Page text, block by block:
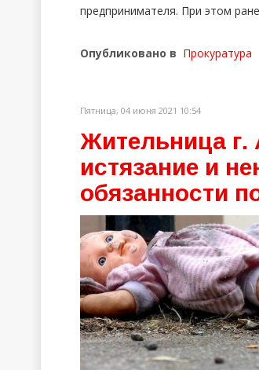
предпринимателя. При этом
Опубликовано в Прокуратура
Пятница, 04 июня 2021 10:54
Жительница г.
истязание и
обязанности